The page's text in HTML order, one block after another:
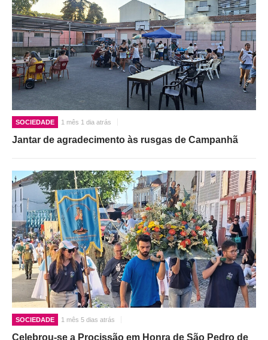
SOCIEDADE 1 mês 1 dia atrás
Jantar de agradecimento às rusgas de Campanhã
SOCIEDADE 1 mês 5 dias atrás
Celebrou-se a Procissão em Honra de São Pedro de